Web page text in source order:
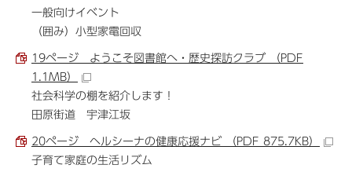
一般向けイベント
（囲み）小型家電回収
19ページ ようこそ図書館へ・歴史探訪クラブ （PDF
1.1MB）
社会科学の棚を紹介します！
田原街道 宇津江坂
20ページ ヘルシーナの健康応援ナビ （PDF 875.7KB）
子育て家庭の生活リズム